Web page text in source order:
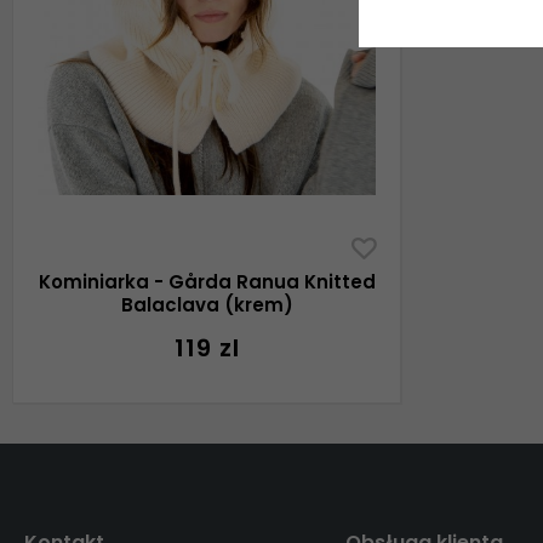
Kominiarka - Gårda Ranua Knitted
Balaclava (krem)
119 zl